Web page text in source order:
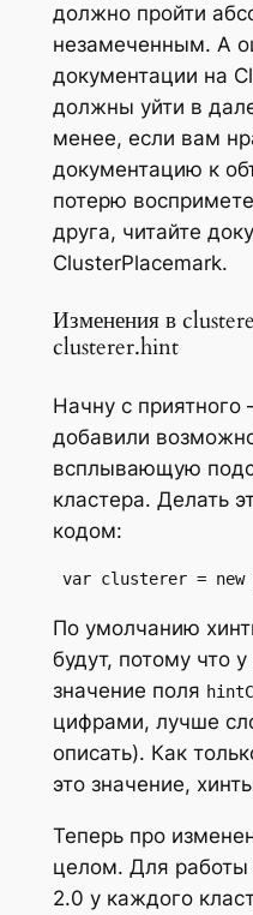
должно пройти
незамеченным. А
документации на
должны уйти в
менее, если вам
документацию к
потерю
друга, читайте
ClusterPlacemark.
Изменения в
clusterer.hint
Начну с приятного
добавили
всплывающую
кластера. Делать
кодом:
var clusterer =
По умолчанию
будут, потому что
значение поля
цифрами, лучше
описать). Как
это значение,
Теперь про
целом. Для работы
2.0 у каждого